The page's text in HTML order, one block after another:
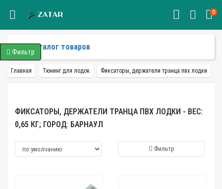
0
Каталог товаров
Главная Тюнинг для лодок Фиксаторы, держатели транца пвх лодки
ФИКСАТОРЫ, ДЕРЖАТЕЛИ ТРАНЦА ПВХ ЛОДКИ - ВЕС:
0,65 КГ; ГОРОД: БАРНАУЛ
Фильтр
Фильтр